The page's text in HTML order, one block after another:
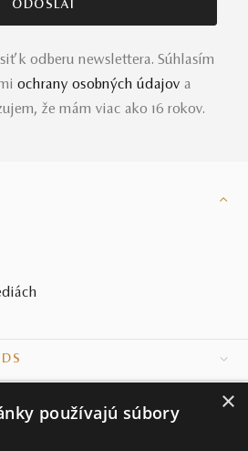
k odberu newslettera. Súhlasím
ochrany osobných údajov a
že mám viac ako 16 rokov.
×
používajú súbory